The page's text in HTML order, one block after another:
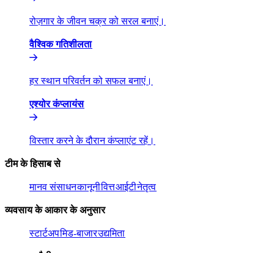
रोज़गार के जीवन चक्र को सरल बनाएं।​​
वैश्विक गतिशीलता​​
हर स्थान परिवर्तन को सफल बनाएं।​​
एश्योर कंप्लायंस​​
विस्तार करने के दौरान कंप्लाएंट रहें।​​
टीम के हिसाब से​​
मानव संसाधन​​कानूनी​​वित्त​​आईटी​​नेतृत्व​​
व्यवसाय के आकार के अनुसार​​
स्टार्टअप​​मिड-बाजार​​उद्यमिता​​